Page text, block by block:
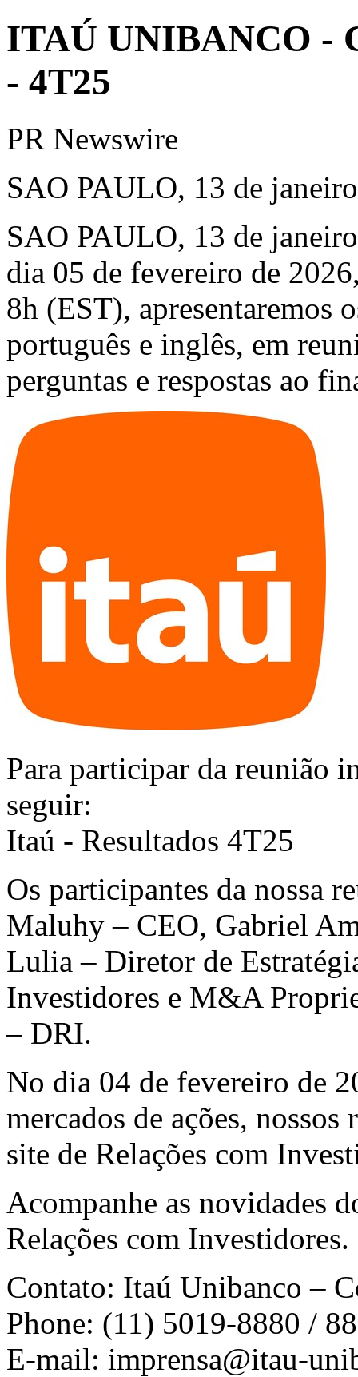
ITAÚ UNIBANCO -
- 4T25
PR Newswire
SAO PAULO, 13 de
SAO PAULO, 13 de
dia 05 de fevereiro de
8h (EST), apresentaremos
português e inglês, em
perguntas e respostas ao
Para participar da reunião
seguir:
Itaú - Resultados 4T25
Os participantes da nossa
Maluhy – CEO, Gabriel
Lulia – Diretor de
Investidores e M&A
– DRI.
No dia 04 de fevereiro de
mercados de ações,
site de Relações com
Acompanhe as novidades
Relações com Investidores.
Contato: Itaú Unibanco –
Phone: (11) 5019-8880 /
E-mail: imprensa@itau-